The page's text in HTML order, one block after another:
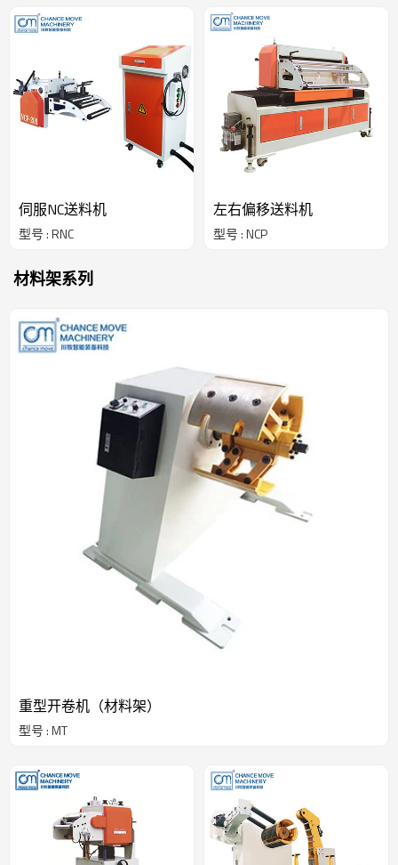
伺服NC送料机
型号 : RNC
左右偏移送料机
型号 : NCP
材料架系列
重型开卷机（材料架）
型号 : MT